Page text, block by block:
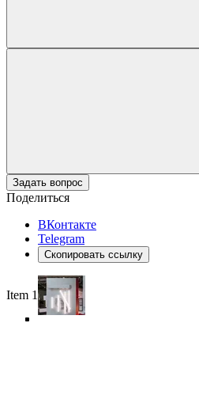
Задать вопрос
Поделиться
ВКонтакте
Telegram
Скопировать ссылку
Item 1 of 6